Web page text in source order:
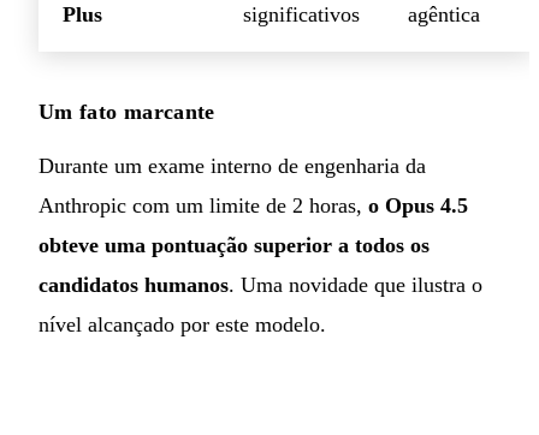
Plus
significativos
agêntica
Um fato marcante
Durante um exame interno de engenharia da
Anthropic com um limite de 2 horas, o Opus 4.5
obteve uma pontuação superior a todos os
candidatos humanos. Uma novidade que ilustra o
nível alcançado por este modelo.